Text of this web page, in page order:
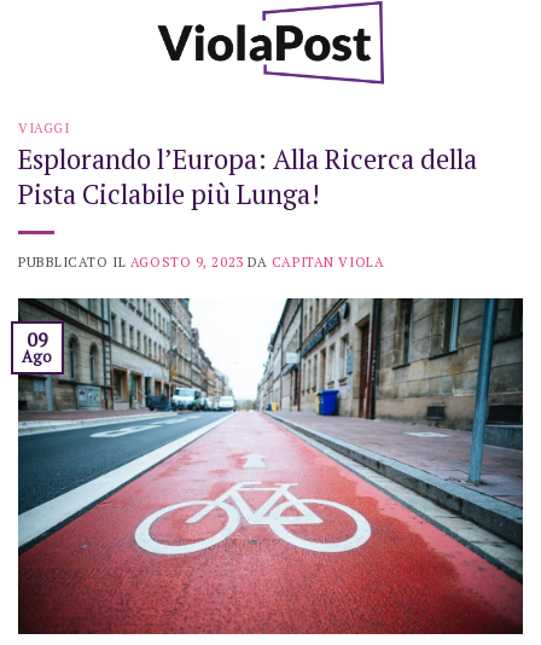
VIAGGI
Esplorando l’Europa: Alla Ricerca della
Pista Ciclabile più Lunga!
PUBBLICATO IL AGOSTO 9, 2023 DA CAPITAN VIOLA
09
Ago